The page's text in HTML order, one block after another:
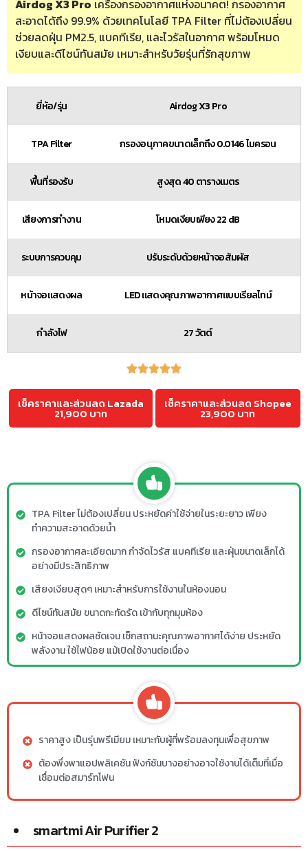
Airdog X3 Pro เครื่องกรองอากาศแห่งอนาคต! กรองอากาศ
สะอาดได้ถึง 99.9% ด้วยเทคโนโลยี TPA Filter ที่ไม่ต้องเปลี่ยน
ช่วยลดฝุ่น PM2.5, แบคทีเรีย, และไวรัสในอากาศ พร้อมโหมด
เงียบและดีไซน์ทันสมัย เหมาะสำหรับวัยรุ่นที่รักสุขภาพ
ยี่ห้อ/รุ่น Airdog X3 Pro
TPA Filter กรองอนุภาคขนาดเล็กถึง 0.0146 ไมครอน
พื้นที่รองรับ สูงสุด 40 ตารางเมตร
เสียงการทำงาน โหมดเงียบเพียง 22 dB
ระบบการควบคุม ปรับระดับด้วยหน้าจอสัมผัส
หน้าจอแสดงผล LED แสดงคุณภาพอากาศแบบเรียลไทม์
กำลังไฟ 27 วัตต์
เช็คราคาและส่วนลด Lazada
21,900 บาท
เช็คราคาและส่วนลด Shopee
23,900 บาท
TPA Filter ไม่ต้องเปลี่ยน ประหยัดค่าใช้จ่ายในระยะยาว เพียง
ทำความสะอาดด้วยน้ำ
กรองอากาศละเอียดมาก กำจัดไวรัส แบคทีเรีย และฝุ่นขนาดเล็กได้
อย่างมีประสิทธิภาพ
เสียงเงียบสุดๆ เหมาะสำหรับการใช้งานในห้องนอน
ดีไซน์ทันสมัย ขนาดกะทัดรัด เข้ากับทุกมุมห้อง
หน้าจอแสดงผลชัดเจน เช็กสถานะคุณภาพอากาศได้ง่าย ประหยัด
พลังงาน ใช้ไฟน้อย แม้เปิดใช้งานต่อเนื่อง
ราคาสูง เป็นรุ่นพรีเมียม เหมาะกับผู้ที่พร้อมลงทุนเพื่อสุขภาพ
ต้องพึ่งพาแอปพลิเคชัน ฟังก์ชันบางอย่างอาจใช้งานได้เต็มที่เมื่อ
เชื่อมต่อสมาร์ทโฟน
smartmi Air Purifier 2